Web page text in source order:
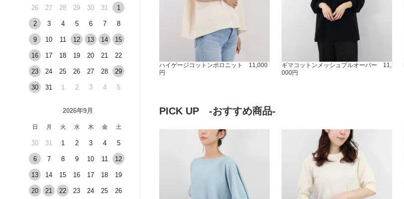
26 27 28 29 30 31 1
2 3 4 5 6 7 8
9 10 11 12 13 14 15
16 17 18 19 20 21 22
23 24 25 26 27 28 29
30 31 1 2 3 4 5
2026年9月
日 月 火 水 木 金 土
30 31 1 2 3 4 5
6 7 8 9 10 11 12
13 14 15 16 17 18 19
20 21 22 23 24 25 26
ハイゲージコットンポロニット 11,000
円
ギマコットンメッシュプルオーバー 11,
000円
PICK UP -おすすめ商品-